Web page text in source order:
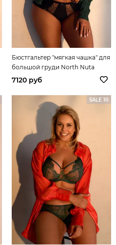
Бюстгальтер "мягкая чашка" для
большой груди North Nuta
7120 руб
SALE 10